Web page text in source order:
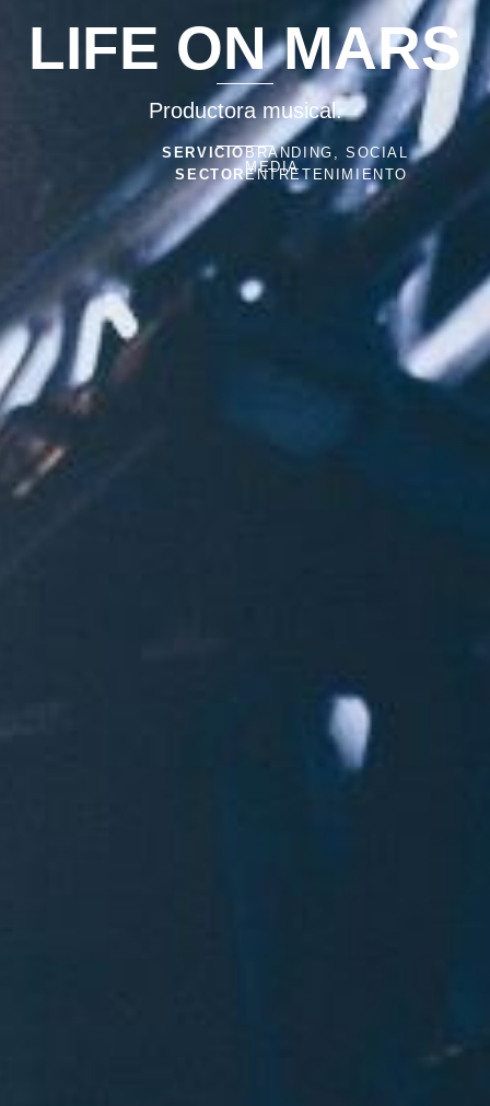
LIFE ON MARS
Productora musical.
SERVICIOBRANDING, SOCIAL
MEDIA
SECTORENTRETENIMIENTO